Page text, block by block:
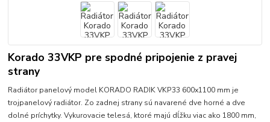
Korado 33VKP pre spodné pripojenie z pravej
strany
Radiátor panelový model KORADO RADIK VKP33 600x1100 mm je
trojpanelový radiátor. Zo zadnej strany sú navarené dve horné a dve
dolné príchytky. Vykurovacie telesá, ktoré majú dĺžku viac ako 1800 mm,